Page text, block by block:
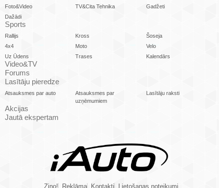
Foto&Video
TV&Cita Tehnika
Gadžeti
Dažādi
Sports
Rallijs Kross
Šoseja
4x4
Moto
Velo
Uz Ūdens
Trases Kalendārs
Video&TV
Forums
Lasītāju pieredze
Atsauksmes par auto
Atsauksmes par
uzņēmumiem
Lasītāju raksti
Akcijas
Jautā ekspertam